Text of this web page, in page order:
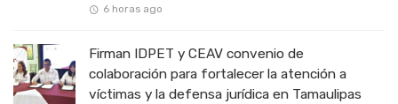
6 horas ago
Firman IDPET y CEAV convenio de
colaboración para fortalecer la atención a
víctimas y la defensa jurídica en Tamaulipas